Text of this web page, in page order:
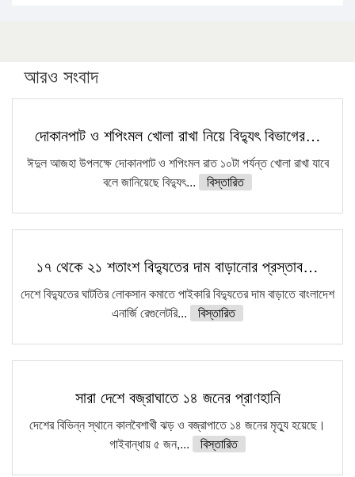
সারা দেশে বজ্রাঘাতে ১৪ জনের প্রাণহানি
ফরিদগঞ্জে আগুনে পুড়লো ৬ ব্যবসা প্রতিষ্ঠান
আরও সংবাদ
দোকানপাট ও শপিংমল খোলা রাখা নিয়ে বিদ্যুৎ বিভাগের…
ঈদুল আজহা উপলক্ষে দোকানপাট ও শপিংমল রাত ১০টা পর্যন্ত খোলা রাখা যাবে
বলে জানিয়েছে বিদ্যুৎ...
বিস্তারিত
১৭ থেকে ২১ শতাংশ বিদ্যুতের দাম বাড়ানোর প্রস্তাব…
দেশে বিদ্যুতের ঘাটতির লোকসান কমাতে পাইকারি বিদ্যুতের দাম বাড়াতে বাংলাদেশ
এনার্জি রেগুলেটরি...
বিস্তারিত
সারা দেশে বজ্রাঘাতে ১৪ জনের প্রাণহানি
দেশের বিভিন্ন স্থানে কালবৈশাখী ঝড় ও বজ্রাপাতে ১৪ জনের মৃত্যু হয়েছে।
গাইবান্ধায় ৫ জন,...
বিস্তারিত